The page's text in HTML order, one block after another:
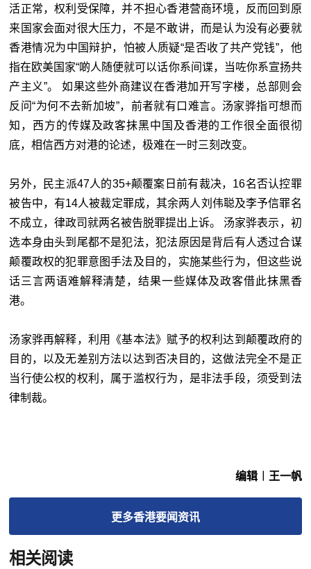
活正常，权利受保障，并不担心香港营商环境，反而回到原
来国家会面对很大压力，不是不敢讲，而是认为没有必要就
香港情况为中国辩护，怕被人质疑“是否收了共产党钱”，他
指在欧美国家“啲人随便就可以话你系间谍，当咗你系宣扬共
产主义”。 如果这些外商建议在香港加开写字楼，总部则会
反问“为何不去新加坡”，前者就有口难言。汤家骅指可想而
知，西方的传媒及政客抹黑中国及香港的工作很全面很彻
底，相信西方对港的论述，极难在一时三刻改变。
另外，民主派47人的35+颠覆案日前有裁决，16名否认控罪
被告中，有14人被裁定罪成，其余两人刘伟聪及李予信罪名
不成立，律政司就两名被告脱罪提出上诉。 汤家骅表示，初
选本身由头到尾都不是犯法，犯法原因是背后有人透过合谋
颠覆政权的犯罪意图手法及目的，实施某些行为，但这些说
话三言两语难解释清楚，结果一些媒体及政客借此抹黑香
港。
汤家骅再解释，利用《基本法》赋予的权利达到颠覆政府的
目的，以及无差别方法以达到否决目的，这做法完全不是正
当行使公权的权利，属于滥权行为，是非法手段，须受到法
律制裁。
编辑︱王一帆
更多香港要闻资讯
相关阅读